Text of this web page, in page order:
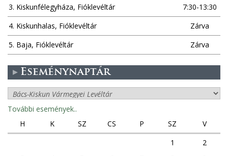
3. Kiskunfélegyháza, Fióklevéltár
7:30-13:30
4. Kiskunhalas, Fióklevéltár
Zárva
5. Baja, Fióklevéltár
Zárva
Eseménynaptár
További események..
H
K SZ CS P SZ
V
1
2